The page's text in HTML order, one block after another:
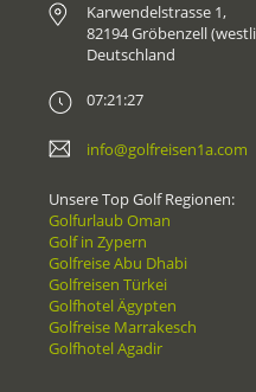
Karwendelstrasse 1,
82194 Gröbenzell
Deutschland
07:21:27
info@golfreisen1a.com
Unsere Top Golf Regionen:
Golfurlaub Oman
Golf in Zypern
Golfreise Abu Dhabi
Golfreisen Türkei
Golfhotel Ägypten
Golfreise Marrakesch
Golfhotel Agadir